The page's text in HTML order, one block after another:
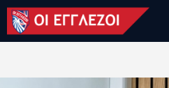
LONDON CALLING
ΚΑΤΗΓΟΡΙΕΣ